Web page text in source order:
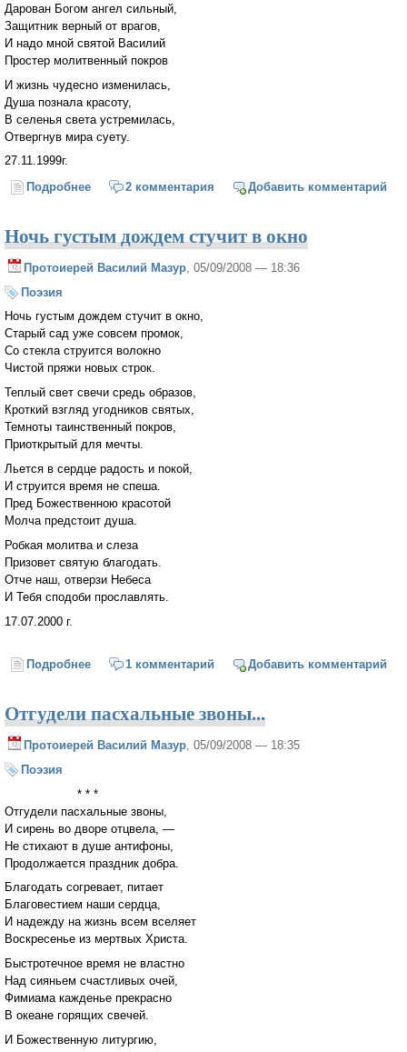
Дарован Богом ангел сильный,
Защитник верный от врагов,
И надо мной святой Василий
Простер молитвенный покров
И жизнь чудесно изменилась,
Душа познала красоту,
В селенья света устремилась,
Отвергнув мира суету.
27.11.1999г.
Подробнее о Пришел беспомощным ребенком
2 комментария Добавить комментарий
Ночь густым дождем стучит в окно
Протоиерей Василий Мазур , 05/09/2008 — 18:36
Поэзия
Ночь густым дождем стучит в окно,
Старый сад уже совсем промок,
Со стекла струится волокно
Чистой пряжи новых строк.
Теплый свет свечи средь образов,
Кроткий взгляд угодников святых,
Темноты таинственный покров,
Приоткрытый для мечты.
Льется в сердце радость и покой,
И струится время не спеша.
Пред Божественною красотой
Молча предстоит душа.
Робкая молитва и слеза
Призовет святую благодать.
Отче наш, отверзи Небеса
И Тебя сподоби прославлять.
17.07.2000 г.
Подробнее о Ночь густым дождем стучит в окно
1 комментарий Добавить комментарий
Отгудели пасхальные звоны...
Протоиерей Василий Мазур, 05/09/2008 — 18:35
Поэзия
* * *
Отгудели пасхальные звоны,
И сирень во дворе отцвела, —
Не стихают в душе антифоны,
Продолжается праздник добра.
Благодать согревает, питает
Благовестием наши сердца,
И надежду на жизнь всем вселяет
Воскресенье из мертвых Христа.
Быстротечное время не властно
Над сияньем счастливых очей,
Фимиама кажденье прекрасно
В океане горящих свечей.
И Божественную литургию,